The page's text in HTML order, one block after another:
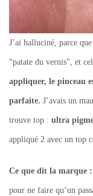
J’ai halluciné, parce
“patate du vernis”, et
appliquer, le pinceau
parfaite. J’avais un
trouve top : ultra
appliqué 2 avec un top
Ce que dit la marque :
pour ne faire qu’un